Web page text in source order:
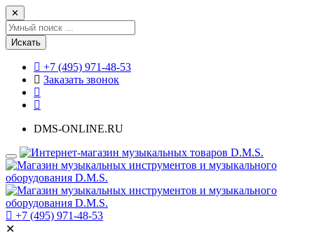
✕
Искать
+7 (495) 971-48-53
Заказать звонок
DMS-ONLINE.RU
+7 (495) 971-48-53
✕